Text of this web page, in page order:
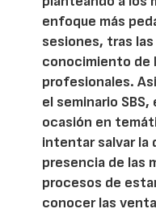
enfoque más
sesiones, tras las
conocimiento de
profesionales.
el seminario
ocasión en
intentar salvar la
presencia de las
procesos de
conocer las